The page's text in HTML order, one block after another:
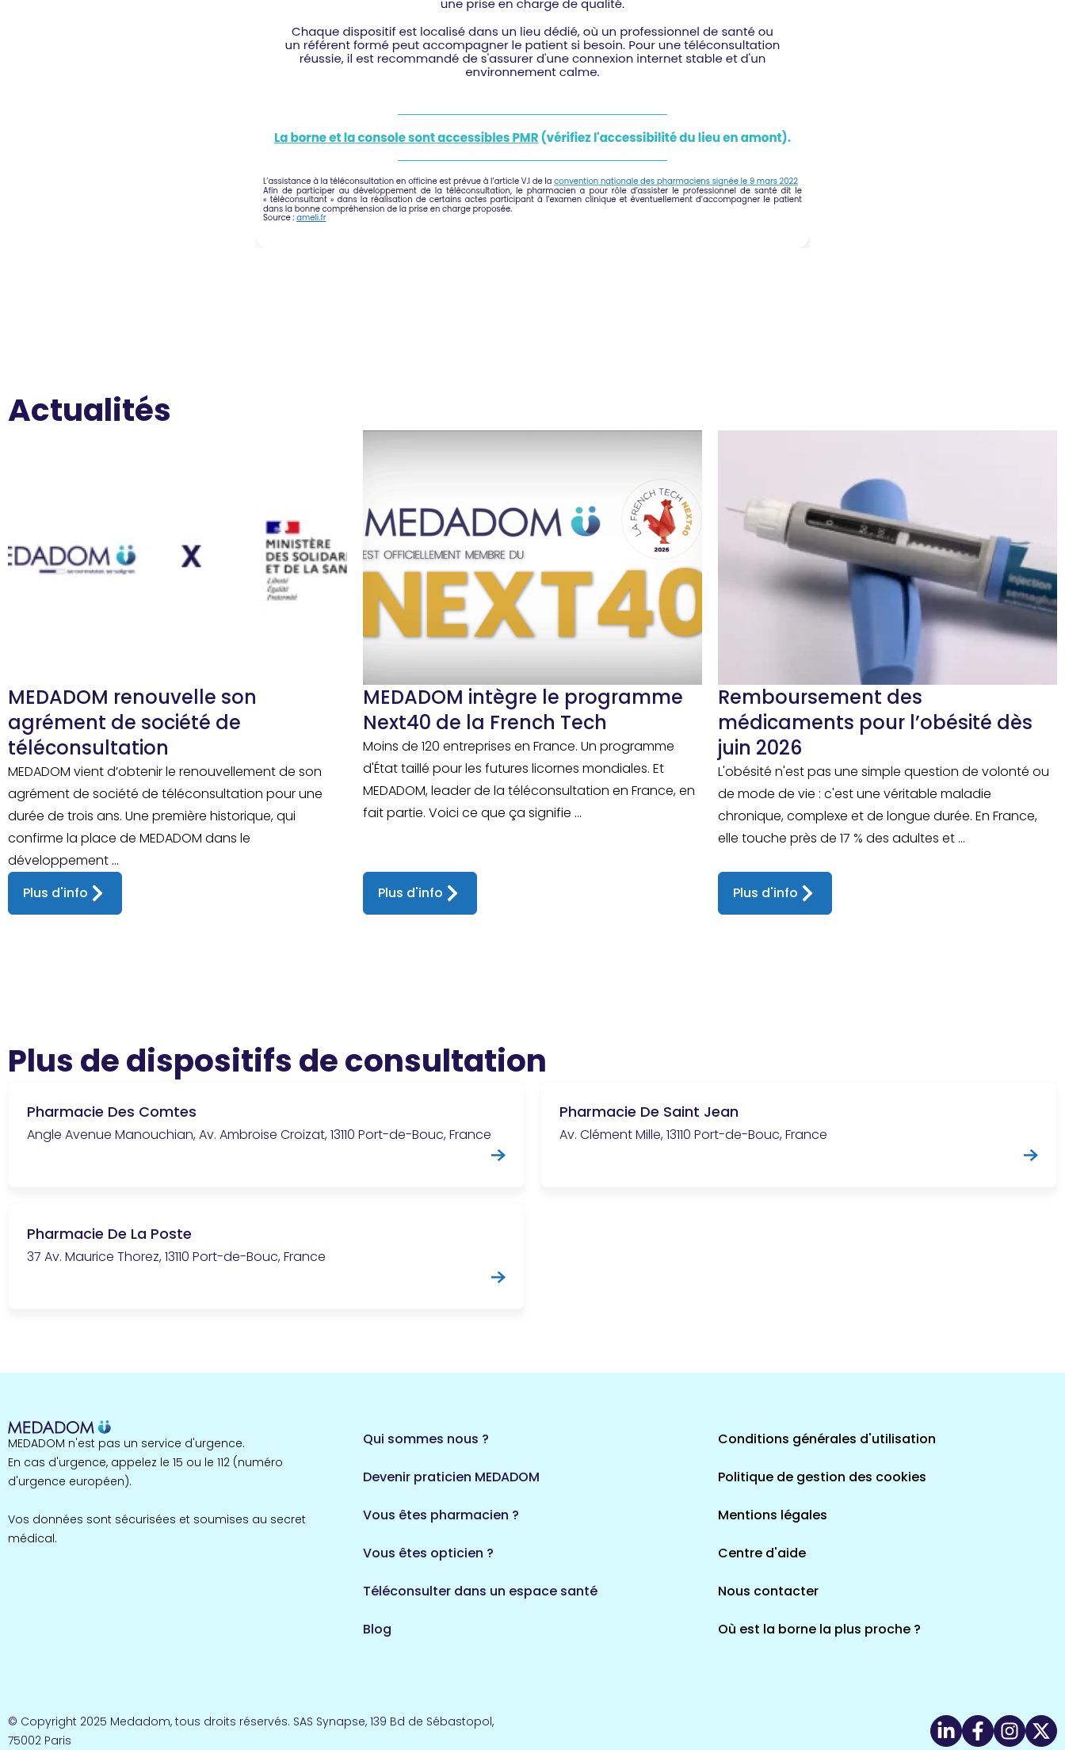
Actualités
MEDADOM renouvelle son
agrément de société de
téléconsultation
MEDADOM vient d’obtenir le renouvellement de son
agrément de société de téléconsultation pour une
durée de trois ans. Une première historique, qui
confirme la place de MEDADOM dans le
développement ...
Plus d'info
MEDADOM intègre le programme
Next40 de la French Tech
Moins de 120 entreprises en France. Un programme
d'État taillé pour les futures licornes mondiales. Et
MEDADOM, leader de la téléconsultation en France, en
fait partie. Voici ce que ça signifie ...
Plus d'info
Remboursement des
médicaments pour l’obésité dès
juin 2026
L'obésité n'est pas une simple question de volonté ou
de mode de vie : c'est une véritable maladie
chronique, complexe et de longue durée. En France,
elle touche près de 17 % des adultes et ...
Plus d'info
Plus de dispositifs de consultation
Pharmacie Des Comtes
Angle Avenue Manouchian, Av. Ambroise Croizat, 13110 Port-de-Bouc, France
Pharmacie De Saint Jean
Av. Clément Mille, 13110 Port-de-Bouc, France
Pharmacie De La Poste
37 Av. Maurice Thorez, 13110 Port-de-Bouc, France
MEDADOM n'est pas un service d'urgence.
En cas d'urgence, appelez le 15 ou le 112 (numéro
d'urgence européen).
Vos données sont sécurisées et soumises au secret
médical.
Qui sommes nous ?
Devenir praticien MEDADOM
Vous êtes pharmacien ?
Vous êtes opticien ?
Téléconsulter dans un espace santé
Blog
Conditions générales d'utilisation
Politique de gestion des cookies
Mentions légales
Centre d'aide
Nous contacter
Où est la borne la plus proche ?
© Copyright 2025 Medadom, tous droits réservés. SAS Synapse, 139 Bd de Sébastopol,
75002 Paris